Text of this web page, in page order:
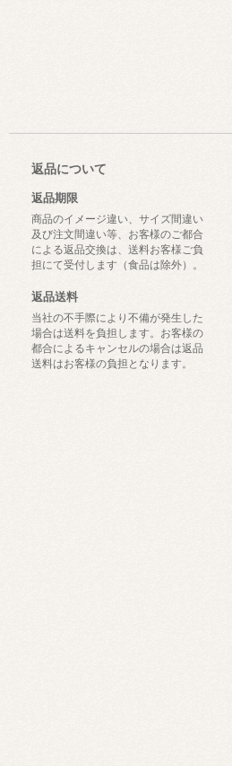
返品について
返品期限
商品のイメージ違い、サイズ間違い
及び注文間違い等、お客様のご都合
による返品交換は、送料お客様ご負
担にて受付します（食品は除外）。
返品送料
当社の不手際により不備が発生した
場合は送料を負担します。お客様の
都合によるキャンセルの場合は返品
送料はお客様の負担となります。